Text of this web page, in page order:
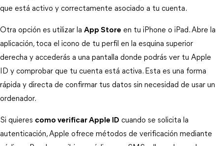
que está activo y correctamente asociado a tu cuenta.
Otra opción es utilizar la App Store en tu iPhone o iPad. Abre la
aplicación, toca el icono de tu perfil en la esquina superior
derecha y accederás a una pantalla donde podrás ver tu Apple
ID y comprobar que tu cuenta está activa. Esta es una forma
rápida y directa de confirmar tus datos sin necesidad de usar un
ordenador.
Si quieres como verificar Apple ID cuando se solicita la
autenticación, Apple ofrece métodos de verificación mediante